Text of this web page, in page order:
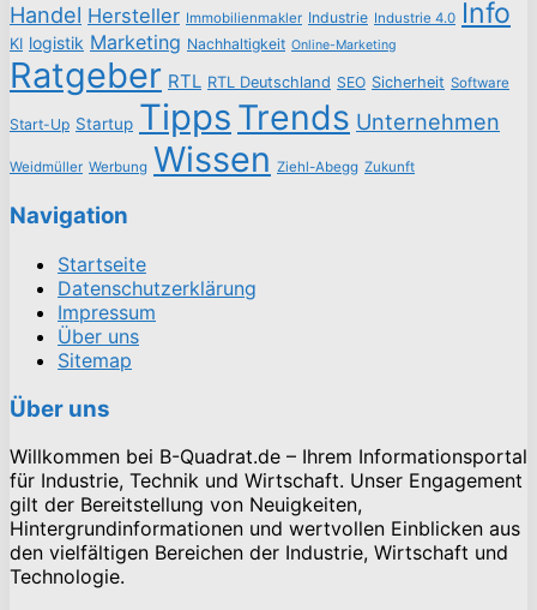
Handel Hersteller Immobilienmakler Industrie Industrie 4.0 Info
KI logistik Marketing Nachhaltigkeit Online-Marketing
Ratgeber RTL RTL Deutschland SEO Sicherheit Software
Start-Up Startup Tipps Trends Unternehmen
Weidmüller Werbung Wissen Ziehl-Abegg Zukunft
Navigation
Startseite
Datenschutzerklärung
Impressum
Über uns
Sitemap
Über uns
Willkommen bei B-Quadrat.de – Ihrem Informationsportal
für Industrie, Technik und Wirtschaft. Unser Engagement
gilt der Bereitstellung von Neuigkeiten,
Hintergrundinformationen und wertvollen Einblicken aus
den vielfältigen Bereichen der Industrie, Wirtschaft und
Technologie.